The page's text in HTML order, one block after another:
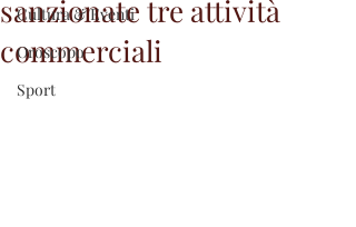
Cultura & Eventi
Oroscopo
Sport
sanzionate tre attività
commerciali